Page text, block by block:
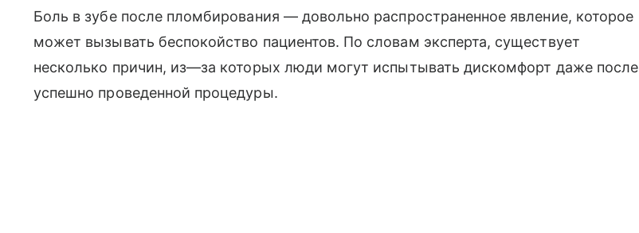
Боль в зубе после пломбирования — довольно распространенное явление, которое
может вызывать беспокойство пациентов. По словам эксперта, существует
несколько причин, из—за которых люди могут испытывать дискомфорт даже после
успешно проведенной процедуры.